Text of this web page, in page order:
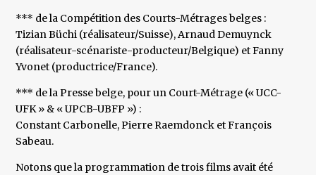
*** de la Compétition des Courts-Métrages belges :
Tizian Büchi (réalisateur/Suisse), Arnaud Demuynck
(réalisateur-scénariste-producteur/Belgique) et Fanny
Yvonet (productrice/France).
*** de la Presse belge, pour un Court-Métrage (« UCC-
UFK » & « UPCB-UBFP ») :
Constant Carbonelle, Pierre Raemdonck et François
Sabeau.
Notons que la programmation de trois films avait été